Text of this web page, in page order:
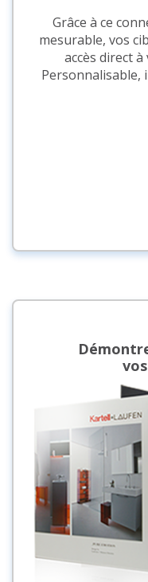
Grâce à ce
mesurable, vos
accès direct
Personnalisable,